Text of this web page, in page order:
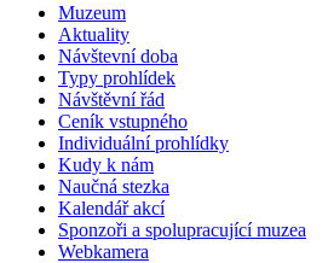
Muzeum
Aktuality
Návštevní doba
Typy prohlídek
Návštěvní řád
Ceník vstupného
Individuální prohlídky
Kudy k nám
Naučná stezka
Kalendář akcí
Sponzoři a spolupracující muzea
Webkamera